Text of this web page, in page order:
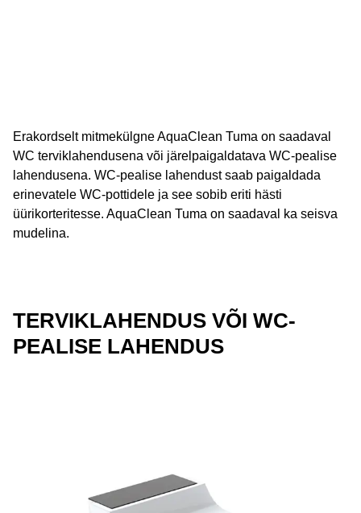
Erakordselt mitmekülgne AquaClean Tuma on saadaval
WC terviklahendusena või järelpaigaldatava WC-pealise
lahendusena. WC-pealise lahendust saab paigaldada
erinevatele WC-pottidele ja see sobib eriti hästi
üürikorteritesse. AquaClean Tuma on saadaval ka seisva
mudelina.
TERVIKLAHENDUS VÕI WC-
PEALISE LAHENDUS